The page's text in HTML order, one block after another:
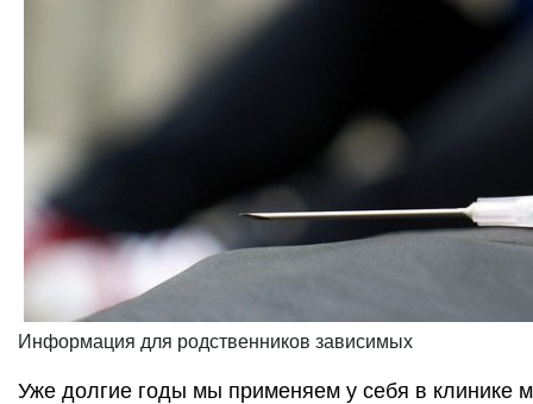
Информация для родственников зависимых
Уже долгие годы мы применяем у себя в клинике